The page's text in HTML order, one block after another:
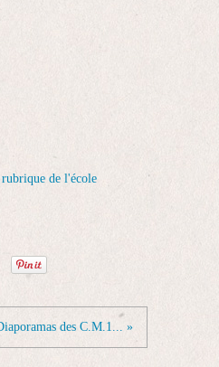
de l'école
des C.M.1... »